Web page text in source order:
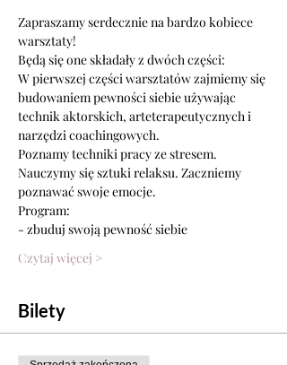
Zapraszamy serdecznie na bardzo kobiece
warsztaty!
Będą się one składały z dwóch części:
W pierwszej części warsztatów zajmiemy się
budowaniem pewności siebie używając
technik aktorskich, arteterapeutycznych i
narzędzi coachingowych.
Poznamy techniki pracy ze stresem.
Nauczymy się sztuki relaksu. Zaczniemy
poznawać swoje emocje.
Program:
- zbuduj swoją pewność siebie
Czytaj więcej >
Bilety